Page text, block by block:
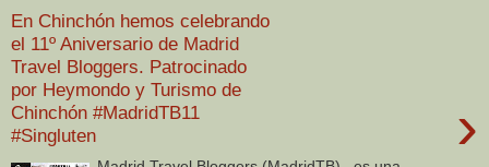
En Chinchón hemos celebrando
el 11º Aniversario de Madrid
Travel Bloggers. Patrocinado
por Heymondo y Turismo de
Chinchón #MadridTB11
#Singluten
›